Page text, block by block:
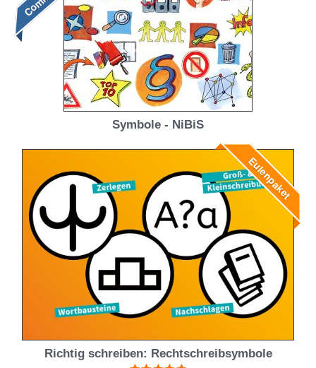
Symbole - NiBiS
Eulenpaket
Richtig schreiben: Rechtschreibsymbole